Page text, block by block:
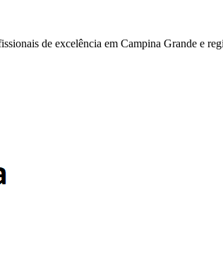
de excelência em Campina Grande e